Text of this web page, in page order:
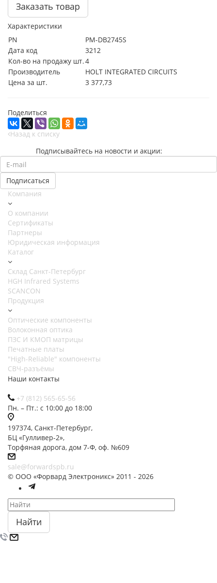
Заказать товар
Характеристики
PN
PM-DB2745S
Дата код
3212
Кол-во на продажу шт.4
Производитель
HOLT INTEGRATED CIRCUITS
Цена за шт.
3 377,73
Поделиться
Назад к списку
Подписывайтесь на новости и акции:
Компания
О компании
Сертификаты
Партнеры
Юридическая информация
Каталог
Cклад Санкт-Петербург
HGH Infrared Systems
SCANCON
Продукция
Оптические компоненты
Волоконная оптика
ПЗС И КМОП матрицы
Печатные платы
"High-Reliable" компоненты
СВЧ-разъёмы
Наши контакты
+7 (812) 565-65-56
Пн. – Пт.: с 10:00 до 18:00
197374, Санкт-Петербург,
БЦ «Гулливер-2»,
Торфяная дорога, дом 7-Ф, оф. №609
sale@forwardspb.ru
© ООО «Форвард Электроникс» 2011 - 2026
Найти